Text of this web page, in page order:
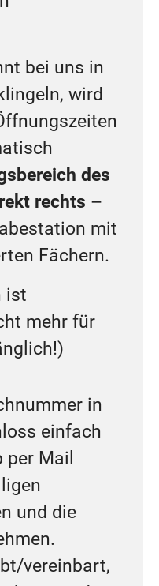
bei uns in
wird
des
rechts –
mit
Fächern.
ist
mehr für
in
einfach
Mail
und die
vereinbart,